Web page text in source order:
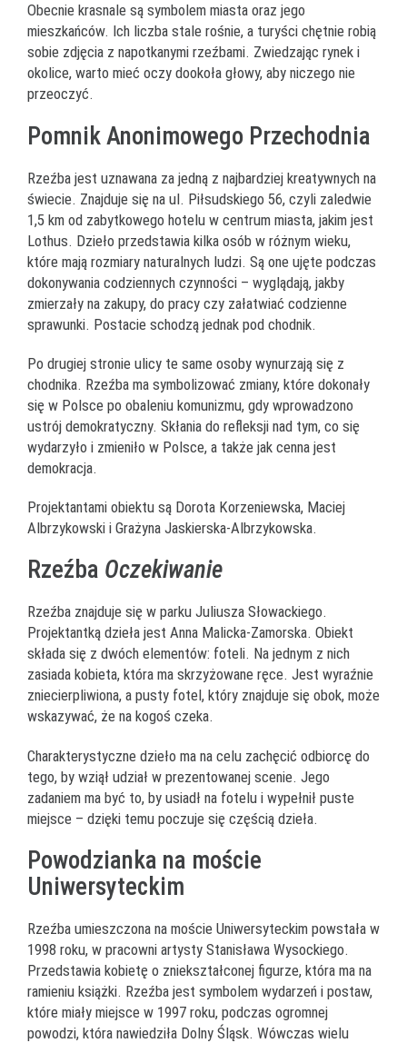
Obecnie krasnale są symbolem miasta oraz jego
mieszkańców. Ich liczba stale rośnie, a turyści chętnie robią
sobie zdjęcia z napotkanymi rzeźbami. Zwiedzając rynek i
okolice, warto mieć oczy dookoła głowy, aby niczego nie
przeoczyć.
Pomnik Anonimowego Przechodnia
Rzeźba jest uznawana za jedną z najbardziej kreatywnych na
świecie. Znajduje się na ul. Piłsudskiego 56, czyli zaledwie
1,5 km od zabytkowego hotelu w centrum miasta, jakim jest
Lothus. Dzieło przedstawia kilka osób w różnym wieku,
które mają rozmiary naturalnych ludzi. Są one ujęte podczas
dokonywania codziennych czynności – wyglądają, jakby
zmierzały na zakupy, do pracy czy załatwiać codzienne
sprawunki. Postacie schodzą jednak pod chodnik.
Po drugiej stronie ulicy te same osoby wynurzają się z
chodnika. Rzeźba ma symbolizować zmiany, które dokonały
się w Polsce po obaleniu komunizmu, gdy wprowadzono
ustrój demokratyczny. Skłania do refleksji nad tym, co się
wydarzyło i zmieniło w Polsce, a także jak cenna jest
demokracja.
Projektantami obiektu są Dorota Korzeniewska, Maciej
Albrzykowski i Grażyna Jaskierska-Albrzykowska.
Rzeźba Oczekiwanie
Rzeźba znajduje się w parku Juliusza Słowackiego.
Projektantką dzieła jest Anna Malicka-Zamorska. Obiekt
składa się z dwóch elementów: foteli. Na jednym z nich
zasiada kobieta, która ma skrzyżowane ręce. Jest wyraźnie
zniecierpliwiona, a pusty fotel, który znajduje się obok, może
wskazywać, że na kogoś czeka.
Charakterystyczne dzieło ma na celu zachęcić odbiorcę do
tego, by wziął udział w prezentowanej scenie. Jego
zadaniem ma być to, by usiadł na fotelu i wypełnił puste
miejsce – dzięki temu poczuje się częścią dzieła.
Powodzianka na moście
Uniwersyteckim
Rzeźba umieszczona na moście Uniwersyteckim powstała w
1998 roku, w pracowni artysty Stanisława Wysockiego.
Przedstawia kobietę o zniekształconej figurze, która ma na
ramieniu książki. Rzeźba jest symbolem wydarzeń i postaw,
które miały miejsce w 1997 roku, podczas ogromnej
powodzi, która nawiedziła Dolny Śląsk. Wówczas wielu